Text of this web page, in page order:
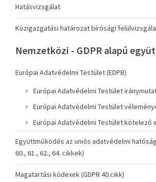
Hatásvizsgálat
Közigazgatási határozat bírósági
Nemzetközi - GDPR alapú
Európai Adatvédelmi Testület (EDPB)
Európai Adatvédelmi Testület
Európai Adatvédelmi Testület
Európai Adatvédelmi Testület kötelező
Együttműködés az uniós adatvédelmi
60., 61., 62., 64. cikkek)
Magatartási kódexek (GDPR 40.cikk)